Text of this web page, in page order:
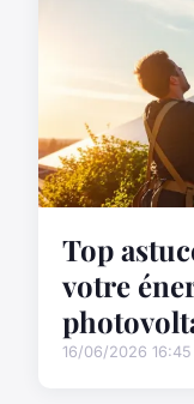
Top
votre
16/06/2026 16:45